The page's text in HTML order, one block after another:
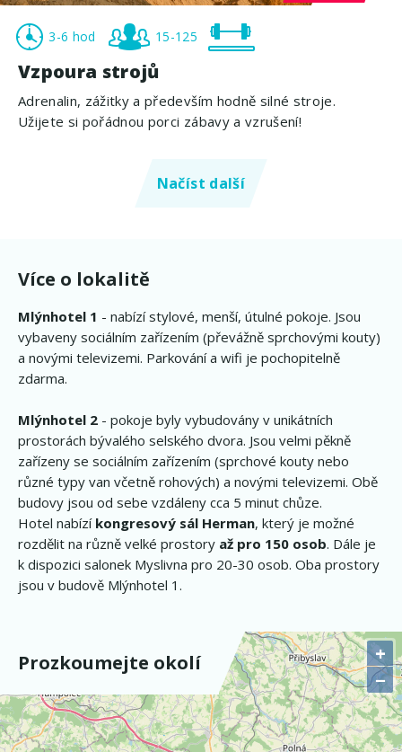
3-6 hod 15-125
Vzpoura strojů
Adrenalin, zážitky a především hodně silné stroje.
Užijete si pořádnou porci zábavy a vzrušení!
Načíst další
Více o lokalitě
Mlýnhotel 1 - nabízí stylové, menší, útulné pokoje. Jsou
vybaveny sociálním zařízením (převážně sprchovými kouty)
a novými televizemi. Parkování a wifi je pochopitelně
zdarma.
Mlýnhotel 2 - pokoje byly vybudovány v unikátních
prostorách bývalého selského dvora. Jsou velmi pěkně
zařízeny se sociálním zařízením (sprchové kouty nebo
různé typy van včetně rohových) a novými televizemi. Obě
budovy jsou od sebe vzdáleny cca 5 minut chůze.
Hotel nabízí kongresový sál Herman, který je možné
rozdělit na různě velké prostory až pro 150 osob. Dále je
k dispozici salonek Myslivna pro 20-30 osob. Oba prostory
jsou v budově Mlýnhotel 1.
Prozkoumejte okolí
+
−